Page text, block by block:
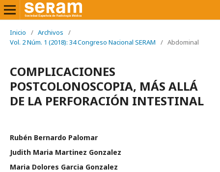
Inicio / Archivos
/
Vol. 2 Núm. 1 (2018): 34 Congreso Nacional SERAM
/ Abdominal
COMPLICACIONES
POSTCOLONOSCOPIA, MÁS ALLÁ
DE LA PERFORACIÓN INTESTINAL
Rubén Bernardo Palomar
Judith Maria Martinez Gonzalez
Maria Dolores Garcia Gonzalez